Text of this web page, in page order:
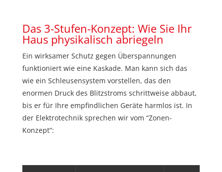
Das 3-Stufen-Konzept: Wie Sie Ihr
Haus physikalisch abriegeln
Ein wirksamer Schutz gegen Überspannungen
funktioniert wie eine Kaskade. Man kann sich das
wie ein Schleusensystem vorstellen, das den
enormen Druck des Blitzstroms schrittweise abbaut,
bis er für Ihre empfindlichen Geräte harmlos ist. In
der Elektrotechnik sprechen wir vom “Zonen-
Konzept”: